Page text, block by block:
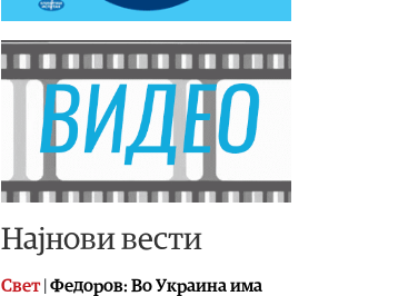
Најнови вести
Свет| Федоров: Во Украина има